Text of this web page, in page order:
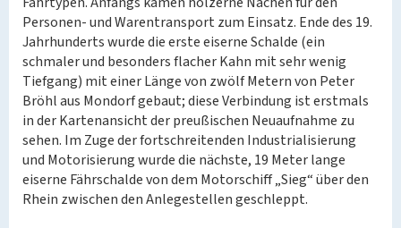
Personen- und Warentransport zum Einsatz. Ende des 19.
Jahrhunderts wurde die erste eiserne Schalde (ein
schmaler und besonders flacher Kahn mit sehr wenig
Tiefgang) mit einer Länge von zwölf Metern von Peter
Bröhl aus Mondorf gebaut; diese Verbindung ist erstmals
in der Kartenansicht der preußischen Neuaufnahme zu
sehen. Im Zuge der fortschreitenden Industrialisierung
und Motorisierung wurde die nächste, 19 Meter lange
eiserne Fährschalde von dem Motorschiff „Sieg“ über den
Rhein zwischen den Anlegestellen geschleppt.